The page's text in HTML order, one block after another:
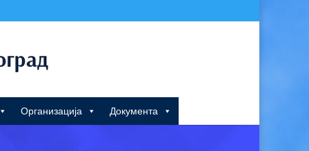
Организација Документа